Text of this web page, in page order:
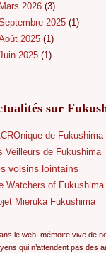
Mars 2026 (3)
2025 (1)
2025 (1)
2025 (1)
sur
de Fukushima
Veilleurs de Fukushima
voisins lointains
Watchers of Fukushima
Mieruka Fukushima
le web, mémoire vive de
qui n’attendent pas des